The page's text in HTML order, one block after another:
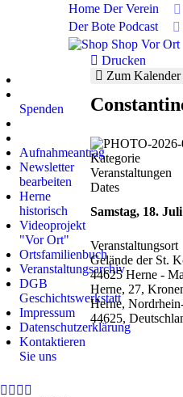
Home Der Verein
Der Bote Podcast
Shop Vor Ort
Wiki der
Spenden
Corona-Linde
Aufnahmeantrag
Newsletter
bearbeiten
Herne
historisch
Videoprojekt
"Vor Ort"
Ortsfamilienbuch
Veranstaltungsarchiv
DGB
Geschichtswerkstatt
Impressum
Datenschutzerklärung
Kontaktieren
Sie uns
Drucken
Zum
Kategorie
Veranstaltungen
Dates
Samstag, 18.
Veranstaltungsort
Gelände der St.
44625 Herne -
Herne, 27,
Herne,
44625,